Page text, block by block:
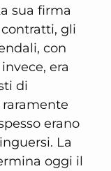
sua firma
gli
con
era
di
erano
La
oggi il